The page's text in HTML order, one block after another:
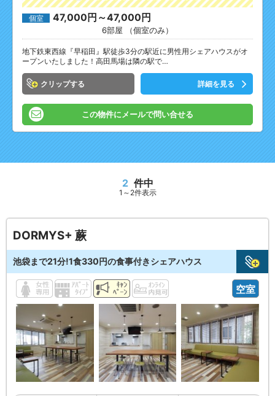
個室 47,000円～47,000円
6部屋 （個室のみ）
地下鉄東西線『早稲田』駅徒歩3分の駅近に男性用シェアハウスがオ
ープンいたしました！高田馬場は隣の駅で…
クリップ 詳細を見る
この物件にメールで問い合せる
2 件中
1～2件表示
DORMYS+ 蕨
池袋まで21分!1食330円の食事付きシェアハウス
空室